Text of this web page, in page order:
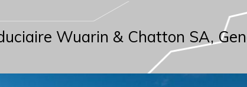
Wuarin & Chatton SA,